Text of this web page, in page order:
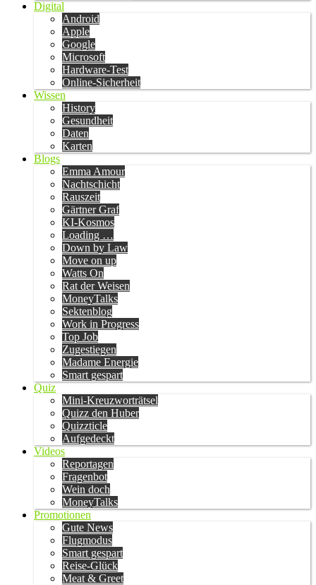
Digital
Android
Apple
Google
Microsoft
Hardware-Test
Online-Sicherheit
Wissen
History
Gesundheit
Daten
Karten
Blogs
Emma Amour
Nachtschicht
Rauszeit
Gärtner Graf
KI-Kosmos
Loading …
Down by Law
Move on up
Watts On
Rat der Weisen
MoneyTalks
Sektenblog
Work in Progress
Top Job
Zugestiegen
Madame Energie
Smart gespart
Quiz
Mini-Kreuzworträtsel
Quizz den Huber
Quizzticle
Aufgedeckt
Videos
Reportagen
Fragenbot
Wein doch
MoneyTalks
Promotionen
Gute News
Flugmodus
Smart gespart
Reise-Glück
Meat & Greet